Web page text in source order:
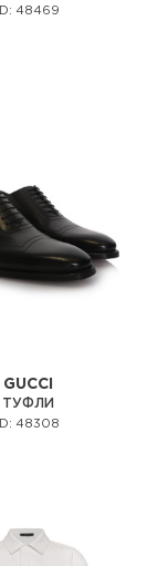
ID: 48469
GUCCI
ТУФЛИ
ID: 48308